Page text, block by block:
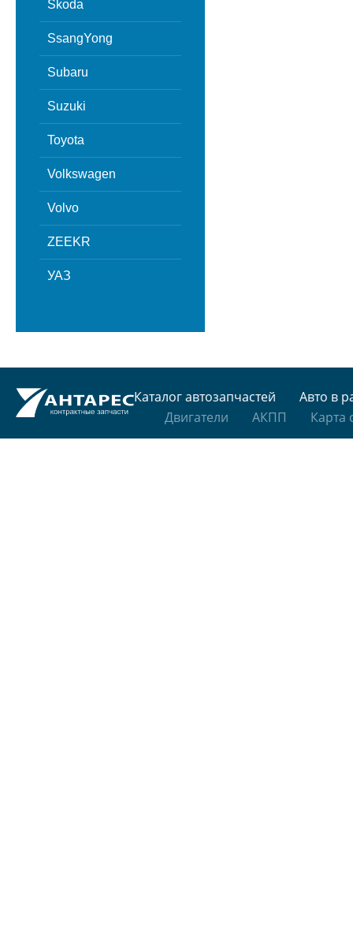
Skoda
SsangYong
Subaru
Suzuki
Toyota
Volkswagen
Volvo
ZEEKR
УАЗ
Каталог автозапчастей
Авто в
Двигатели
АКПП Карта